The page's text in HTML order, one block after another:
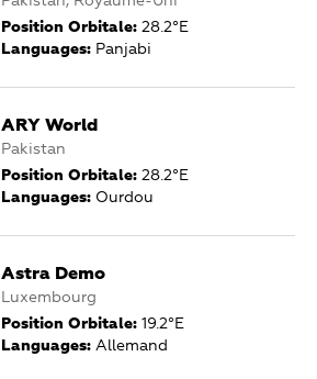
Position Orbitale: 28.2°E
Languages: Panjabi
ARY World
Pakistan
Position Orbitale: 28.2°E
Languages: Ourdou
Astra Demo
Luxembourg
Position Orbitale: 19.2°E
Languages: Allemand